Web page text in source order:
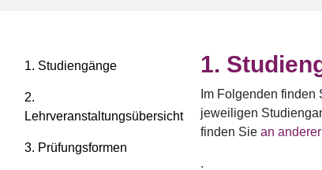
1. Studiengänge
2.
Lehrveranstaltungsübersicht
3. Prüfungsformen
Im Folgenden
jeweiligen
finden Sie an
.